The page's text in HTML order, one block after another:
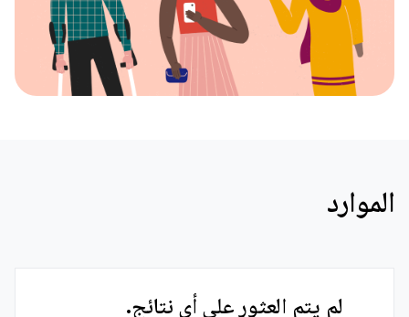
الموارد
لم يتم العثور على أي نتائج.